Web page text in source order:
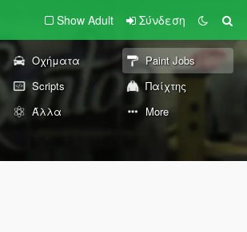
Show Adult Σύνδεση
Οχήματα
Paint Jobs
Scripts
Παίχτης
Άλλα More